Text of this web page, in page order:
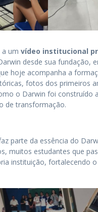
um vídeo institucional
desde sua fundação,
hoje acompanha a
fotos dos primeiros
o Darwin foi construído
de transformação.
parte da essência do
muitos estudantes que
instituição, fortalecendo